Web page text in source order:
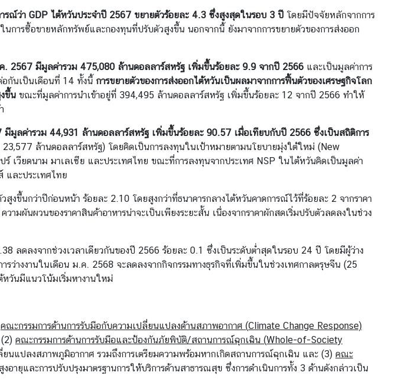
ณ์ว่า GDP ไต้หวันประจำปี 2567 ขยายตัวร้อยละ 4.3 ซึ่งสูงสุดในรอบ 3 ปี โดยมีปัจจัยหลักจากการ
การซื้อขายหลักทรัพย์และกองทุนที่ปรับตัวสูงขึ้น นอกจากนี้ ยังมาจากการขยายตัวของการส่งออก
. 2567 มีมูลค่ารวม 475,080 ล้านดอลลาร์สหรัฐ เพิ่มขึ้นร้อยละ 9.9 จากปี 2566 และเป็นมูลค่าการ
กันเป็นเดือนที่ 14 ทั้งนี้ การขยายตัวของการส่งออกไต้หวันเป็นผลมาจากการฟื้นตัวของเศรษฐกิจโลก
ขึ้น ขณะที่มูลค่าการนำเข้าอยู่ที่ 394,495 ล้านดอลลาร์สหรัฐ เพิ่มขึ้นร้อยละ 12 จากปี 2566 ทำให้
มีมูลค่ารวม 44,931 ล้านดอลลาร์สหรัฐ เพิ่มขึ้นร้อยละ 90.57 เมื่อเทียบกับปี 2566 ซึ่งเป็นสถิติการ
23,577 ล้านดอลลาร์สหรัฐ) โดยคิดเป็นการลงทุนในเป้าหมายตามนโยบายมุ่งใต้ใหม่ (New
วียดนาม มาเลเซีย และประเทศไทย ขณะที่การลงทุนจากประเทศ NSP ในไต้หวันคิดเป็นมูลค่า
และประเทศไทย
งขึ้นกว่าปีก่อนหน้า ร้อยละ 2.10 โดยสูงกว่าที่ธนาคารกลางไต้หวันคาดการณ์ไว้ที่ร้อยละ 2 จากราคา
มผันผวนของราคาสินค้าอาหารน่าจะเป็นเพียงระยะสั้น เนื่องจากราคาผักสดเริ่มปรับตัวลดลงในช่วง
ลดลงจากช่วงเวลาเดียวกันของปี 2566 ร้อยละ 0.1 ซึ่งเป็นระดับต่ำสุดในรอบ 24 ปี โดยมีผู้ว่าง
างงานในเดือน ม.ค. 2568 จะลดลงจากกิจกรรมทางธุรกิจที่เพิ่มขึ้นในช่วงเทศกาลตรุษจีน (25
วันมีแนวโน้มเริ่มหางานใหม่
คณะกรรมการด้านการรับมือกับความเปลี่ยนแปลงด้านสภาพอากาศ (Climate Change Response)
คณะกรรมการด้านการรับมือและป้องกันภัยพิบัติ/สถานการณ์ฉุกเฉิน (Whole-of-Society
นแปลงสภาพภูมิอากาศ รวมถึงการเตรียมความพร้อมหากเกิดสถานการณ์ฉุกเฉิน และ (3) คณะ
งอายุและการปรับปรุงมาตรฐานการให้บริการด้านสาธารณสุข ซึ่งการดำเนินการทั้ง 3 ด้านดังกล่าวเป็น